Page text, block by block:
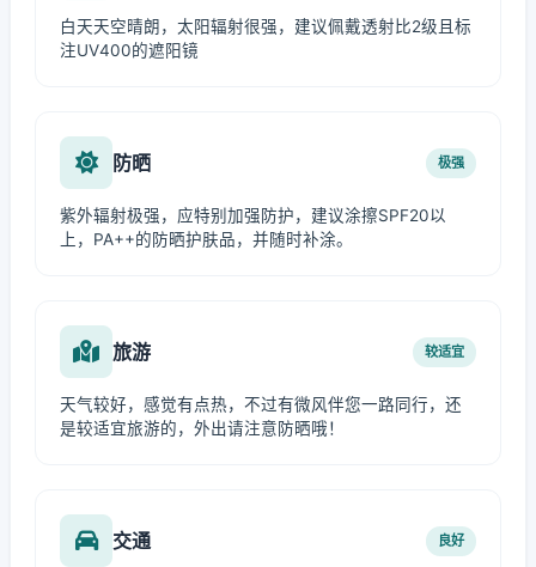
白天天空晴朗，太阳辐射很强，建议佩戴透射比2级且标
注UV400的遮阳镜
防晒 极强
紫外辐射极强，应特别加强防护，建议涂擦SPF20以
上，PA++的防晒护肤品，并随时补涂。
旅游 较适宜
天气较好，感觉有点热，不过有微风伴您一路同行，还
是较适宜旅游的，外出请注意防晒哦！
交通 良好